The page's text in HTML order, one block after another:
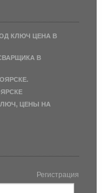
КЛЮЧ ЦЕНА В
В
ЦЕНЫ НА
Регистрация